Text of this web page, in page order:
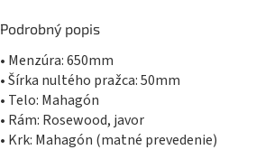
Podrobný popis
• Menzúra: 650mm
• Šírka nultého pražca: 50mm
• Telo: Mahagón
• Rám: Rosewood, javor
• Krk: Mahagón (matné prevedenie)